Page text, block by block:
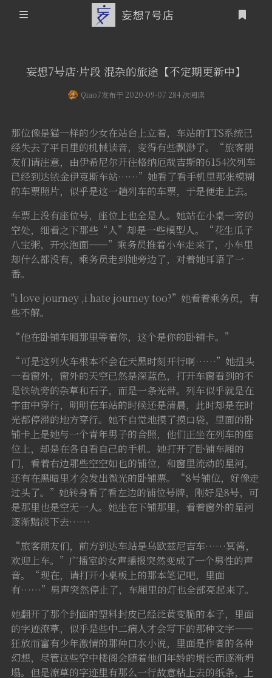
关于本站
个人介绍
本站历史概要
妄想7号店
妄想7号店·片段 混杂的旅途【不定期更新中】
Qiao7发布于 2020-09-07 284 次阅读
那位像是猫一样的少女在站台上立着，车站的TTS系统已
经失去了平日里的机械读音，变得有些飘渺了。“旅客朋
友们请注意，由伊希尼尔开往格纳厄哉吉斯的6154次列车
已经到达铱金伊克斯车站……”她看了看手机里那张模糊
的车票照片，似乎是这一趟列车的车票，于是便走上去。
车票上没有座位号，座位上也全是人。她站在小桌一旁的
空处，细看之下那些“人”却是一些模型人。“花生瓜子
八宝粥，开水泡面——”乘务员推着小车走来了，小车里
却什么都没有，乘务员走到她旁边了，对着她耳语了一
番。
"i love journey ,i hate journey too?”她看着乘务员，有
些不解。
“他在卧铺车厢那里等着你，这个是你的卧铺卡。”
“可是这列火车根本不会在天黑时刻开行啊……”她扭头
一看窗外，窗外的天空已然是深蓝色，打开车窗看到的不
是铁轨旁的杂草和石子，而是一条光带。列车似乎就是在
宇宙中穿行，明明在车站的时候还是清晨，此时却是在时
光都停滞的地方穿行。她不自觉地摸了摸口袋，里面的卧
铺卡上是她与一个青年男子的合照，他们正坐在列车的座
位上，却是在各自看自己的手机。她打开了卧铺车厢的
门，看着右边那些空空如也的铺位，和窗里流动的星河，
还有在黑暗里才会发出微光的卧铺票。“8号铺位，好像走
过头了。”她转身看了看左边的铺位号牌，刚好是8号，可
是那里也是空无一人。她坐在下铺那里，看着窗外的星河
逐渐黯淡下去……
“旅客朋友们，前方到达车站是乌欧兹尼吉车……冥酱，
欢迎上车。”广播室的女声播报突然变成了一个男性的声
音。“现在，请打开小桌板上的那本笔记吧，里面
有……”男声突然停止了，车厢里的灯也全部亮起来了。
她翻开了那个封面的塑料封皮已经泛黄变脆的本子，里面
的字迹潦草，似乎是些中二病人才会写下的那种文字——
狂放而富有少年激情的那种口水小说，里面是作者的各种
幻想，尽管这些空中楼阁会随着他们年龄的增长而逐渐坍
塌。但是潦草的字迹里有那么一行故意粘上去的纸条，上